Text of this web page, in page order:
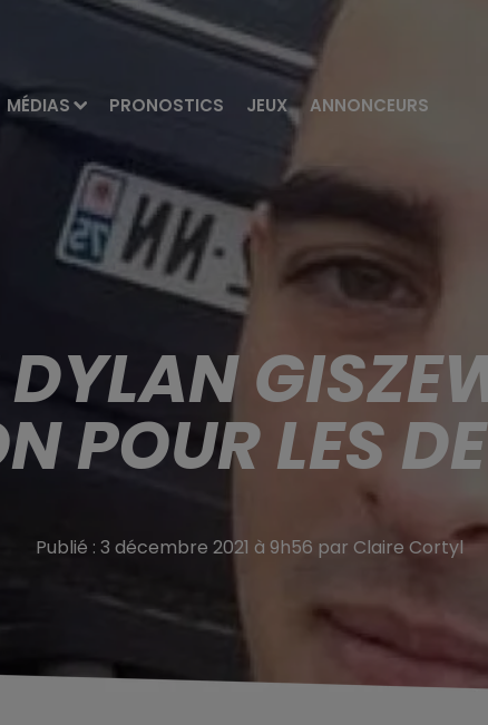
MÉDIAS PRONOSTICS JEUX ANNONCEURS
DYLAN
POUR LES
Publié : 3 décembre 2021 à 9h56 par Claire Cortyl